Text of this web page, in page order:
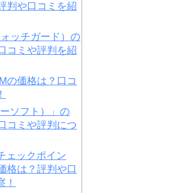
判や口コミを紹
ッチガード）の
コミや評判を紹
の価格は？口コ
ソフト）」の
コミや評判につ
ェックポイン
格は？評判や口
！